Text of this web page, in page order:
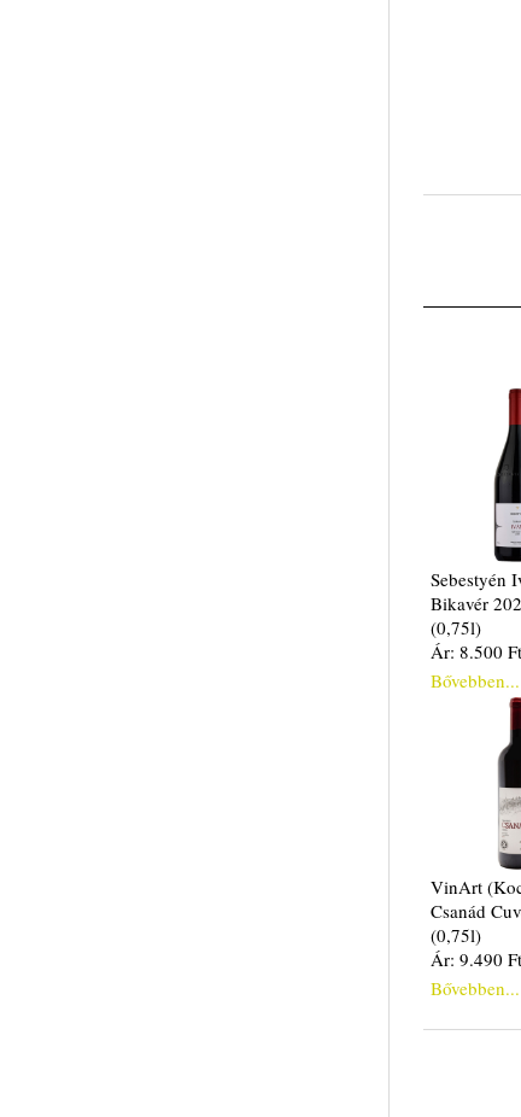
Sebestyén
Bikavér
(0,75l)
Ár: 8.500 Ft
Bővebben...
VinArt
Csanád
(0,75l)
Ár: 9.490 Ft
Bővebben...